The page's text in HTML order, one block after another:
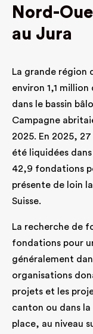
Nord-
au Jura
La grande région
environ 1,1
dans le bassin
Campagne
2025. En 2025,
été liquidées
42,9 fondations
présente de loin
Suisse.
La recherche de
fondations pour
généralement
organisations
projets et les
canton ou dans
place, au niveau